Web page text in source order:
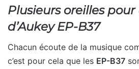
Plusieurs oreilles
d’Aukey EP-B37
Chacun écoute de la musique
c’est pour cela que les EP-B37